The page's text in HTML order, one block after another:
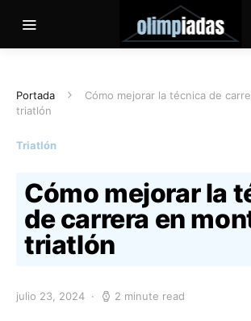
Portada
Cómo mejorar la técnica de
triatlón
Triatlón
Cómo mejorar la
de carrera en
triatlón
julio 23, 2024 2 minute read